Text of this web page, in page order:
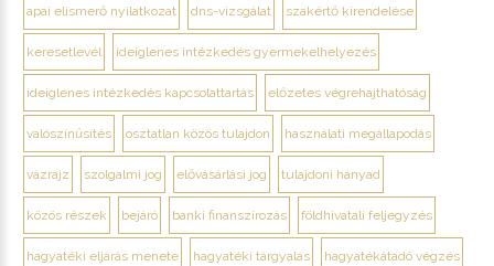
apai elismerő nyilatkozat dns-vizsgálat szakértő kirendelése
keresetlevél ideiglenes intézkedés gyermekelhelyezés
ideiglenes intézkedés kapcsolattartás előzetes végrehajthatóság
valószínűsítés osztatlan közös tulajdon használati megállapodás
vázrajz szolgalmi jog elővásárlási jog tulajdoni hányad
közös részek bejáró banki finanszírozás földhivatali feljegyzés
hagyatéki eljárás menete hagyatéki tárgyalás hagyatékátadó végzés